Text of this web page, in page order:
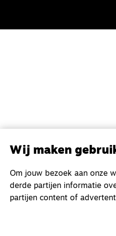
Wij maken
Om jouw bezoek aan onze
derde partijen informatie
partijen content of